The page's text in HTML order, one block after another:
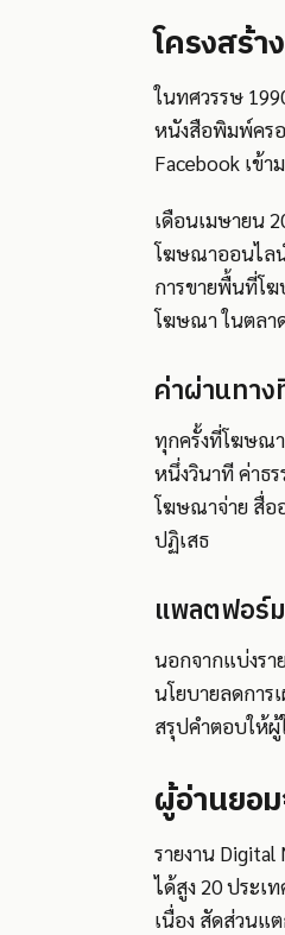
โครงสร้
ในทศวรรษ
หนังสือพิมพ์คร
Facebook เข้
เดือนเมษายน
โฆษณาออนไลน์
การขายพื้นที่โฆ
โฆษณา ในตลา
ค่าผ่านทา
ทุกครั้งที่โฆษณ
หนึ่งวินาที ค่าธ
โฆษณาจ่าย สื่อ
ปฏิเสธ
แพลตฟอร์
นอกจากแบ่งรา
นโยบายลดการ
สรุปคำตอบให้ผู้
ผู้อ่านยอ
รายงาน
ได้สูง 20 ประเ
เนื่อง สัดส่วนแ